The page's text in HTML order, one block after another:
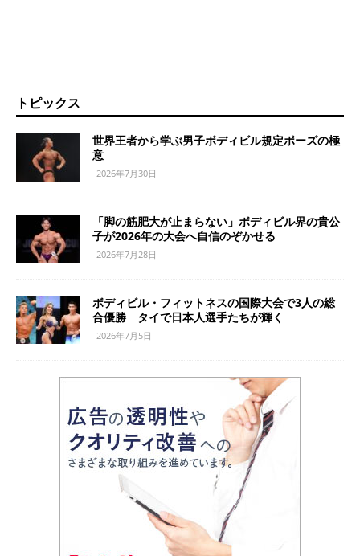
トピックス
世界王者から学ぶ男子ボディビル規定ポーズの極
意
2026年7月30日
「脚の筋肥大が止まらない」ボディビル界の貴公
子が2026年の大会へ自信のぞかせる
2026年7月28日
ボディビル・フィットネスの国際大会で3人の総
合優勝 タイで日本人選手たちが輝く
2026年7月5日